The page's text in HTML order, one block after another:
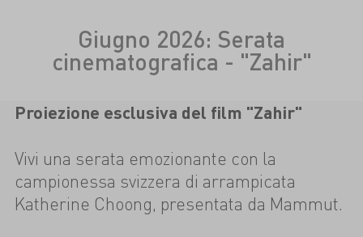
Giugno 2026: Serata
cinematografica - "Zahir"
Proiezione esclusiva del film "Zahir"
Vivi una serata emozionante con la
campionessa svizzera di arrampicata
Katherine Choong, presentata da Mammut.